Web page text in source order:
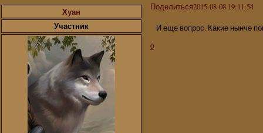
Поделиться2015-08-08 19:11:54
Хуан
Участник
И еще вопрос. Какие нынче
0